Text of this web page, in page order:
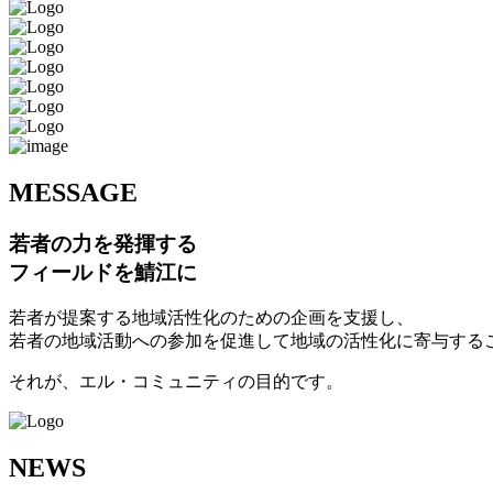
MESSAGE
若者の力を発揮する
フィールドを鯖江に
若者が提案する地域活性化のための企画を支援し、
若者の地域活動への参加を促進して地域の活性化に寄与する
それが、エル・コミュニティの目的です。
NEWS